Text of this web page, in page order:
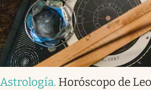
Astrología. Horóscopo de